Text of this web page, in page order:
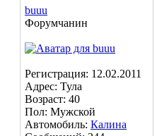
buuu
Форумчанин
Регистрация: 12.02.2011
Адрес: Тула
Возраст: 40
Пол: Мужской
Автомобиль: Калина